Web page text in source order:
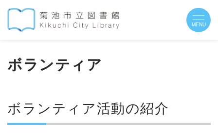
ボランティア
ボランティア活動の紹介